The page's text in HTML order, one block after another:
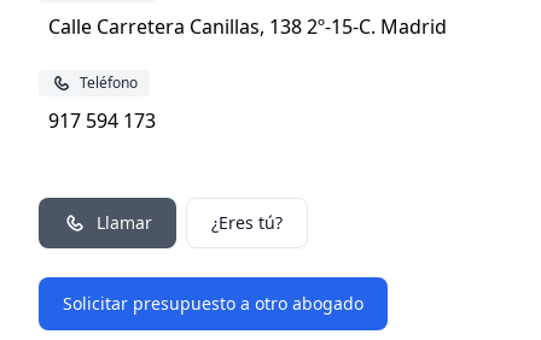
Calle Carretera Canillas, 138 2º-15-C. Madrid
Teléfono
917 594 173
Llamar ¿Eres tú?
Solicitar presupuesto a otro abogado